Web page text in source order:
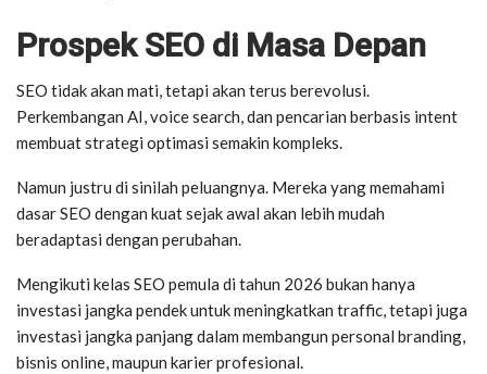
Prospek SEO di Masa Depan
SEO tidak akan mati, tetapi akan terus berevolusi.
Perkembangan AI, voice search, dan pencarian berbasis intent
membuat strategi optimasi semakin kompleks.
Namun justru di sinilah peluangnya. Mereka yang memahami
dasar SEO dengan kuat sejak awal akan lebih mudah
beradaptasi dengan perubahan.
Mengikuti kelas SEO pemula di tahun 2026 bukan hanya
investasi jangka pendek untuk meningkatkan traffic, tetapi juga
investasi jangka panjang dalam membangun personal branding,
bisnis online, maupun karier profesional.